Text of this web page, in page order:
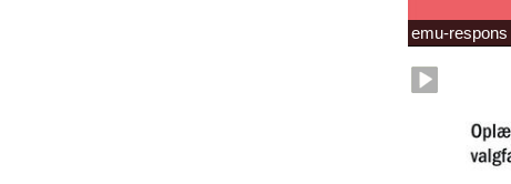
emu-respons